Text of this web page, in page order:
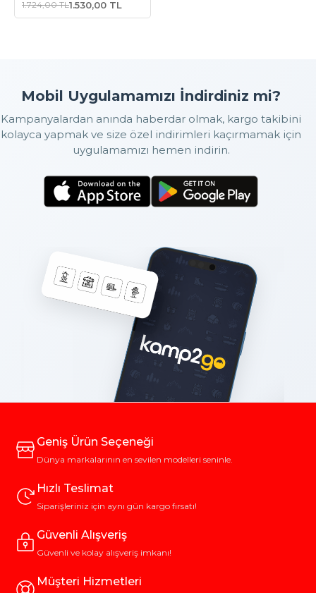
1.724,00 TL1.530,00 TL
Mobil Uygulamamızı İndirdiniz mi?
Kampanyalardan anında haberdar olmak, kargo takibini
kolayca yapmak ve size özel indirimleri kaçırmamak için
uygulamamızı hemen indirin.
Geniş Ürün Seçeneği
Dünya markalarının en sevilen modelleri seninle.
Hızlı Teslimat
Siparişleriniz için aynı gün kargo fırsatı!
Güvenli Alışveriş
Güvenli ve kolay alışveriş imkanı!
Müşteri Hizmetleri